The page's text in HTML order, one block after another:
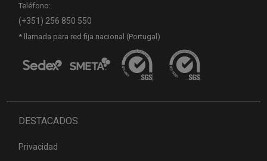
Teléfono:
(+351) 256 850 550
* llamada para red fija nacional (Portugal)
DESTACADOS
Privacidad